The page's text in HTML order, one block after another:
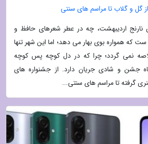
گل و گلاب تا مراسم های سنتی
اردیبهشت، چه در عطر شعرهای حافظ و
که همواره بوی بهار می دهد؛ اما این شهر تنها
نمی گردد؛ چرا که در دل کوچه پس کوچه
جشن و شادی جریان دارد. از جشنواره های
گرفته تا مراسم های سنتی...